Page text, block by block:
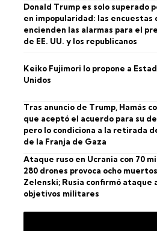
Donald Trump es solo superado
en impopularidad: las encuestas
encienden las alarmas para el
de EE. UU. y los republicanos
Keiko Fujimori lo propone a
Unidos
Tras anuncio de Trump, Hamás
que aceptó el acuerdo para su
pero lo condiciona a la retirada
de la Franja de Gaza
Ataque ruso en Ucrania con 70
280 drones provoca ocho
Zelenski; Rusia confirmó ataque
objetivos militares